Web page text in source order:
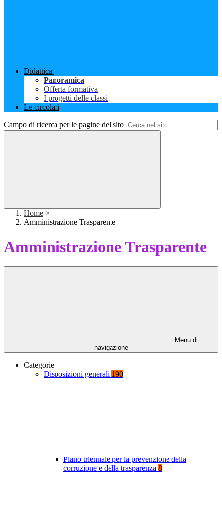
Didattica
Panoramica
Offerta formativa
I progetti delle classi
Le circolari
Campo di ricerca per le pagine del sito
Home >
Amministrazione Trasparente
Amministrazione Trasparente
Menu di
navigazione
Categorie
Disposizioni generali 190
Piano triennale per la prevenzione della
corruzione e della trasparenza 8